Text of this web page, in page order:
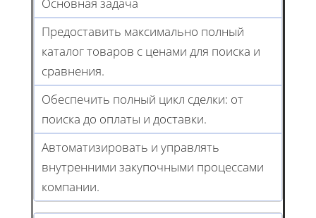
Основная задача
Предоставить максимально полный
каталог товаров с ценами для поиска и
сравнения.
Обеспечить полный цикл сделки: от
поиска до оплаты и доставки.
Автоматизировать и управлять
внутренними закупочными процессами
компании.